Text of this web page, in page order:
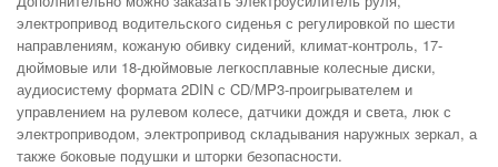
электропривод водительского сиденья с регулировкой по шести
направлениям, кожаную обивку сидений, климат-контроль, 17-
дюймовые или 18-дюймовые легкосплавные колесные диски,
аудиосистему формата 2DIN с CD/MP3-проигрывателем и
управлением на рулевом колесе, датчики дождя и света, люк с
электроприводом, электропривод складывания наружных зеркал, а
также боковые подушки и шторки безопасности.